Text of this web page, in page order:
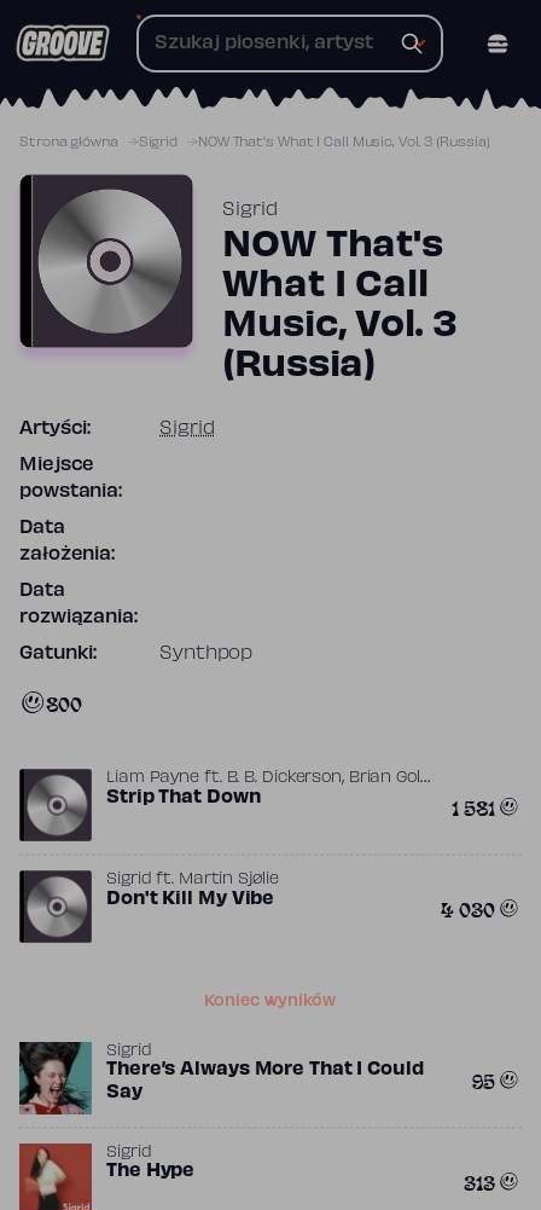
do
Strona główna Sigrid NOW That's What I Call Music, Vol. 3 (Russia)
Sigrid
NOW That's
What I Call
Music, Vol. 3
(Russia)
Artyści: Sigrid
Miejsce
powstania:
Data
założenia:
Data
rozwiązania:
Gatunki: Synthpop
800
Liam Payne ft. B. B. Dickerson, Brian Gold
Charles Miller,Harold Ray Brown
Strip That Down 1 581
Sigrid ft. Martin Sjølie
Don't Kill My Vibe 4 030
Koniec wyników
Sigrid
There’s Always More That I Could
Say
95
Sigrid
The Hype 313